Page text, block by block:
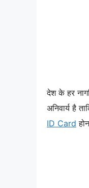
देश के हर
अनिवार्य है
ID Card